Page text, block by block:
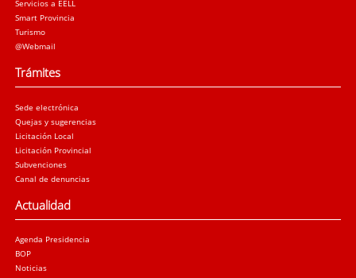
Servicios a EELL
Smart Provincia
Turismo
@Webmail
Trámites
Sede electrónica
Quejas y sugerencias
Licitación Local
Licitación Provincial
Subvenciones
Canal de denuncias
Actualidad
Agenda Presidencia
BOP
Noticias